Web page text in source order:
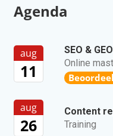
Agenda
aug
11
SEO &
Online
aug
26
Content
Training